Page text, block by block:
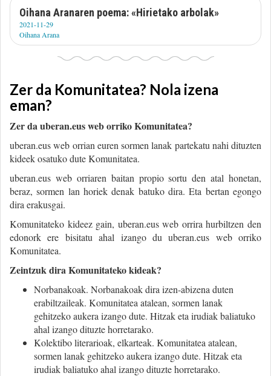
Oihana Aranaren poema: «Hirietako arbolak»
2021-11-29
Oihana Arana
Zer da Komunitatea? Nola izena
eman?
Zer da uberan.eus web orriko Komunitatea?
uberan.eus web orrian euren sormen lanak partekatu nahi dituzten
kideek osatuko dute Komunitatea.
uberan.eus web orriaren baitan propio sortu den atal honetan,
beraz, sormen lan horiek denak batuko dira. Eta bertan egongo
dira erakusgai.
Komunitateko kideez gain, uberan.eus web orrira hurbiltzen den
edonork ere bisitatu ahal izango du uberan.eus web orriko
Komunitatea.
Zeintzuk dira Komunitateko kideak?
Norbanakoak. Norbanakoak dira izen-abizena duten
erabiltzaileak. Komunitatea atalean, sormen lanak
gehitzeko aukera izango dute. Hitzak eta irudiak baliatuko
ahal izango dituzte horretarako.
Kolektibo literarioak, elkarteak. Komunitatea atalean,
sormen lanak gehitzeko aukera izango dute. Hitzak eta
irudiak baliatuko ahal izango dituzte horretarako.